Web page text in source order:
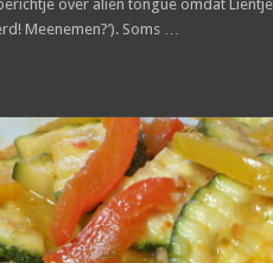
over alien tongue omdat
Meenemen?’). Soms …